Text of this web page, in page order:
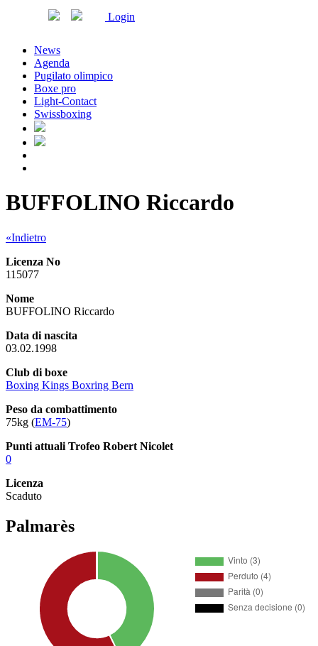
Login
News
Agenda
Pugilato olimpico
Boxe pro
Light-Contact
Swissboxing
BUFFOLINO Riccardo
«Indietro
Licenza No
115077
Nome
BUFFOLINO Riccardo
Data di nascita
03.02.1998
Club di boxe
Boxing Kings Boxring Bern
Peso da combattimento
75kg (EM-75)
Punti attuali Trofeo Robert Nicolet
0
Licenza
Scaduto
Palmarès